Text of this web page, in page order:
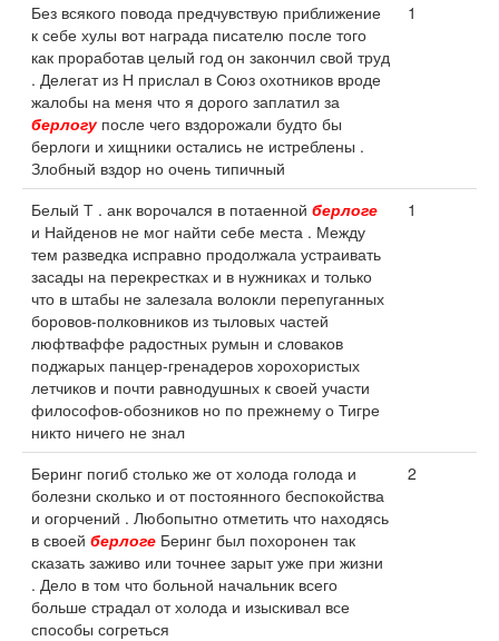
Без всякого повода предчувствую приближение
к себе хулы вот награда писателю после того
как проработав целый год он закончил свой труд
. Делегат из Н прислал в Союз охотников вроде
жалобы на меня что я дорого заплатил за
берлогупосле чего вздорожали будто бы
берлоги и хищники остались не истреблены .
Злобный вздор но очень типичный
1
Белый Т . анк ворочался в потаенной берлоге
и Найденов не мог найти себе места . Между
тем разведка исправно продолжала устраивать
засады на перекрестках и в нужниках и только
что в штабы не залезала волокли перепуганных
боровов-полковников из тыловых частей
люфтваффе радостных румын и словаков
поджарых панцер-гренадеров хорохористых
летчиков и почти равнодушных к своей участи
философов-обозников но по прежнему о Тигре
никто ничего не знал
1
Беринг погиб столько же от холода голода и
болезни сколько и от постоянного беспокойства
и огорчений . Любопытно отметить что находясь
в своей берлоге Беринг был похоронен так
сказать заживо или точнее зарыт уже при жизни
. Дело в том что больной начальник всего
больше страдал от холода и изыскивал все
способы согреться
2